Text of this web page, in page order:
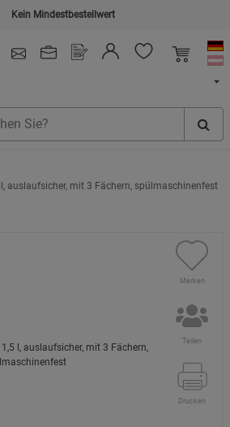
Kein Mindestbestellwert
Online-Shop
auslaufsicher, mit 3 Fächern, spülmaschinenfest
Merken
Teilen
Drucken